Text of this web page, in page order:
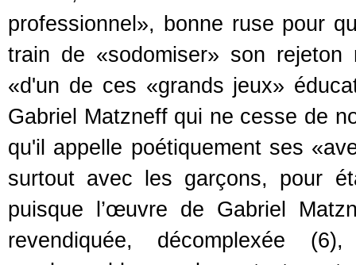
professionnel», bonne ruse pour
train de «sodomiser» son
«d'un de ces «grands jeux»
Gabriel Matzneff qui ne cesse de
qu'il appelle poétiquement ses
surtout avec les garçons, pour
puisque l’œuvre de Gabriel
revendiquée, décomplexée